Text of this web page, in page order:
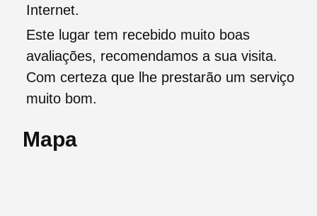
Internet.
Este lugar tem recebido muito boas
avaliações, recomendamos a sua visita.
Com certeza que lhe prestarão um serviço
muito bom.
Mapa